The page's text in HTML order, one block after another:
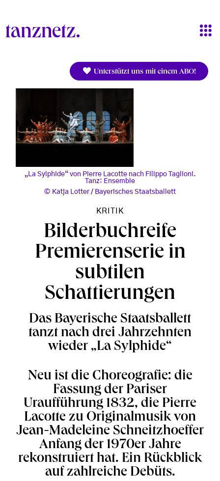
Unterstützt uns mit einem ABO!
„La Sylphide“ von Pierre Lacotte nach Filippo Taglioni.
Tanz: Ensemble
Katja Lotter / Bayerisches Staatsballett
KRITIK
Bilderbuchreife
Premierenserie in
subtilen
Schattierungen
Das Bayerische Staatsballett
tanzt nach drei Jahrzehnten
wieder „La Sylphide“
Neu ist die Choreografie: die
Fassung der Pariser
Uraufführung 1832, die Pierre
Lacotte zu Originalmusik von
Jean-Madeleine Schneitzhoeffer
Anfang der 1970er Jahre
rekonstruiert hat. Ein Rückblick
auf zahlreiche Debüts.